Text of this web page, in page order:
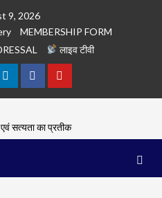
9, 2026
MEMBERSHIP FORM
लाइव टीवी
LinkedlnFacebookYoutube
एवं सत्यता का प्रतीक